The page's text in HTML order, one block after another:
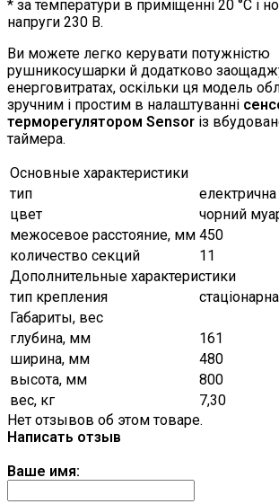
* за температури в приміщенні 20 °С і
напруги 230 В.
Ви можете легко керувати потужністю
рушникосушарки й додатково
енерговитратах, оскільки ця модель
зручним і простим в налаштуванні
терморегулятором Sensor із
таймера.
Основные характеристики
тип
електрична
цвет
чорний
межосевое расстояние, мм 450
количество секций
11
Дополнительные характеристики
тип крепления
стаціонарна
Габариты, вес
глубина, мм
161
ширина, мм
480
высота, мм
800
вес, кг
7,30
Нет отзывов об этом товаре.
Написать отзыв
Ваше имя: